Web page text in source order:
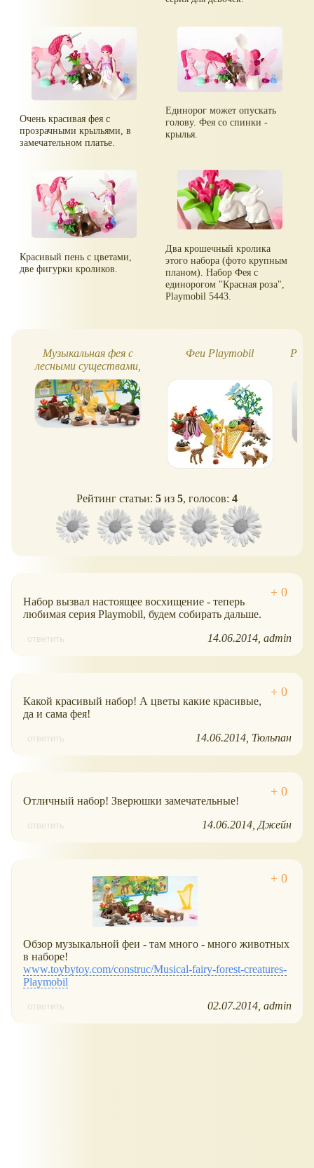
Очень красивая фея с
прозрачными крыльями, в
замечательном платье.
Единорог может опускать
голову. Фея со спинки -
крылья.
Красивый пень с цветами,
две фигурки кроликов.
Два крошечный кролика
этого набора (фото крупным
планом). Набор Фея с
единорогом "Красная роза",
Playmobil 5443.
Музыкальная фея с
лесными существами,
Playmobi
Феи Playmobil
Рейтинг статьи: 5 из 5, голосов: 4
Набор вызвал настоящее восхищение - теперь
любимая серия Playmobil, будем собирать дальше.
ответить 14.06.2014 admin
Какой красивый набор! А цветы какие красивые,
да и сама фея!
ответить 14.06.2014 Тюльпан
Отличный набор! Зверюшки замечательные!
ответить 14.06.2014 Джейн
Обзор музыкальной феи - там много - много животных
в наборе!
www.toybytoy.com/construc/Musical-fairy-forest-creatures-
Playmobil
ответить 02.07.2014 admin